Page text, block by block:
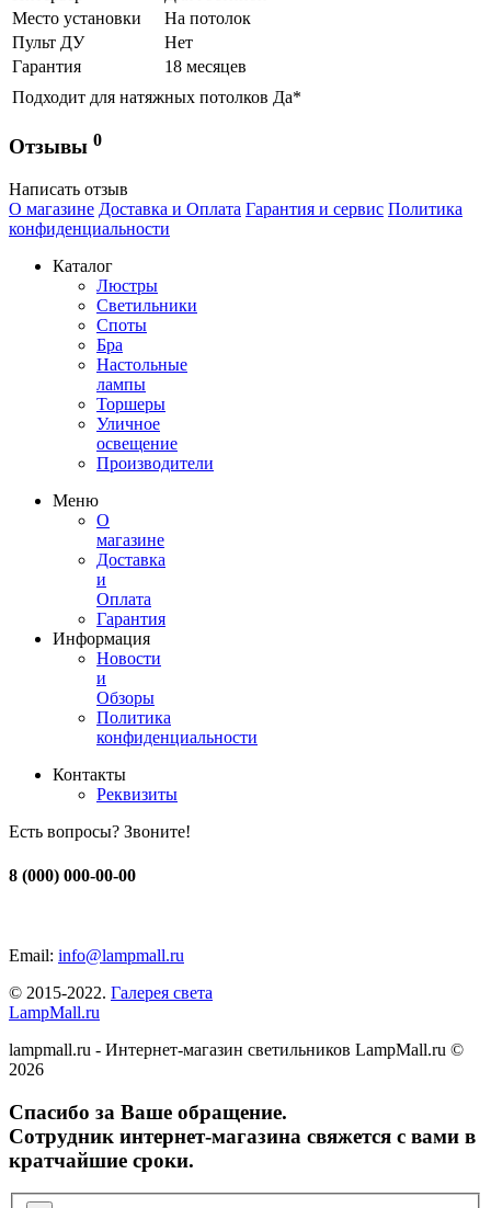
Место установки
На потолок
Пульт ДУ
Нет
Гарантия
18 месяцев
Подходит для натяжных потолков Да*
Отзывы 0
Написать отзыв
О магазине Доставка и Оплата Гарантия и сервис Политика
конфиденциальности
Каталог
Люстры
Светильники
Споты
Бра
Настольные
лампы
Торшеры
Уличное
освещение
Производители
Меню
О
магазине
Доставка
и
Оплата
Гарантия
Информация
Новости
и
Обзоры
Политика
конфиденциальности
Контакты
Реквизиты
Есть вопросы? Звоните!
8 (000) 000-00-00
Email: info@lampmall.ru
© 2015-2022. Галерея света
LampMall.ru
lampmall.ru - Интернет-магазин светильников LampMall.ru ©
2026
Спасибо за Ваше обращение.
Сотрудник интернет-магазина свяжется с вами в
кратчайшие сроки.